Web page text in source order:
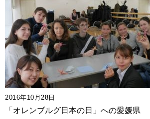
2016年10月28日
「オレンブルグ日本の日」への愛媛県